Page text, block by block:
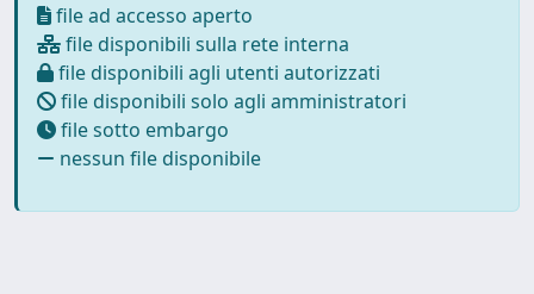
file ad accesso aperto
file disponibili sulla rete interna
file disponibili agli utenti autorizzati
file disponibili solo agli amministratori
file sotto embargo
nessun file disponibile